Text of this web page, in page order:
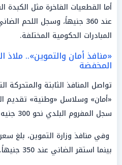
أما القطعيات الفاخرة مثل الكبدة
المبادرات الحكومية المختلفة.
«منافذ أمان والتموين».. ملاذ
المخفضة
تواصل المنافذ الثابتة والمتحركة
«أمان» وسلاسل «وطنية» تقديم
سجل المفروم البلدي نحو 300 جنيه.
بينما استقر الضاني عند 350 جنيهاً.